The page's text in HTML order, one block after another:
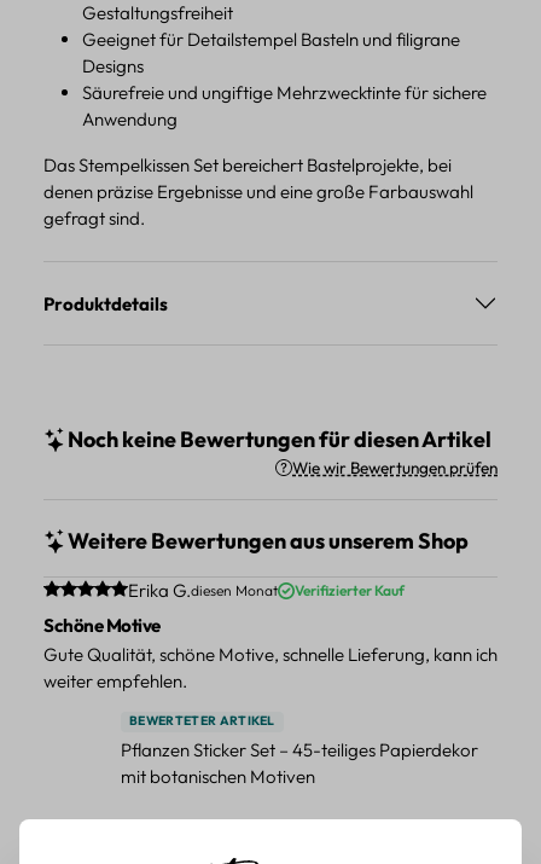
Gestaltungsfreiheit
Geeignet für Detailstempel Basteln und filigrane
Designs
Säurefreie und ungiftige Mehrzwecktinte für sichere
Anwendung
Das Stempelkissen Set bereichert Bastelprojekte, bei
denen präzise Ergebnisse und eine große Farbauswahl
gefragt sind.
Produktdetails
Noch keine Bewertungen für diesen Artikel
Wie wir Bewertungen prüfen
Weitere Bewertungen aus unserem Shop
Durchschnittliche Bewertung von 5 von 5 Sternen
Erika G.diesen Monat Verifizierter Kauf
Schöne Motive
Gute Qualität, schöne Motive, schnelle Lieferung, kann ich
weiter empfehlen.
BEWERTETER ARTIKEL
Pflanzen Sticker Set – 45-teiliges Papierdekor
mit botanischen Motiven